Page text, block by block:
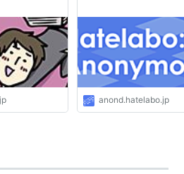
anond.hatelabo.jp